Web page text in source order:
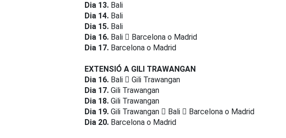
Dia 13. Bali
Dia 14. Bali
Dia 15. Bali
Dia 16. Bali
Barcelona o Madrid
Dia 17. Barcelona o Madrid
EXTENSIÓ A GILI TRAWANGAN
Dia 16. Bali
Gili Trawangan
Dia 17. Gili Trawangan
Dia 18. Gili Trawangan
Dia 19. Gili Trawangan Bali
Barcelona o Madrid
Dia 20. Barcelona o Madrid